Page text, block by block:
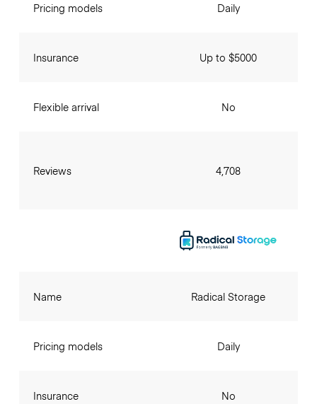
Pricing models
Insurance
Flexible arrival
Reviews
Daily
Up to $5000
No
4,708
Name
Pricing models
Insurance
Radical Storage
Daily
No